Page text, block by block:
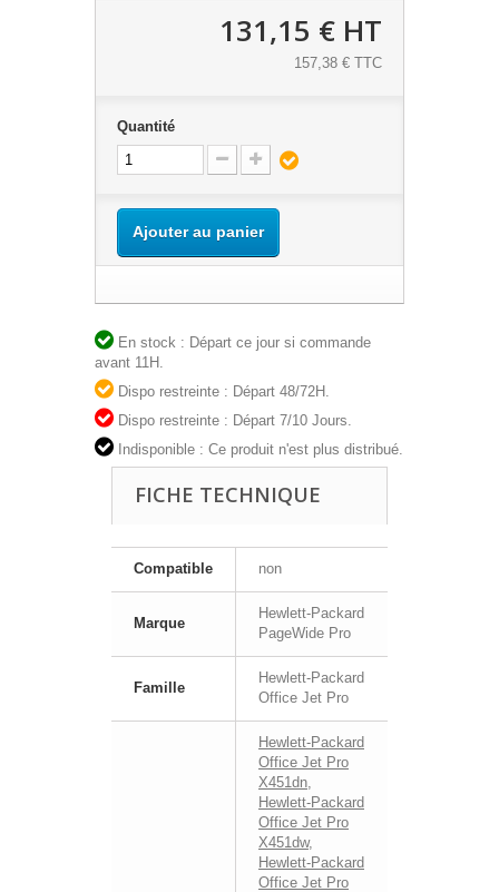
131,15 € HT
157,38 € TTC
Quantité
Ajouter au panier
En stock : Départ ce jour si commande
avant 11H.
Dispo restreinte : Départ 48/72H.
Dispo restreinte : Départ 7/10 Jours.
Indisponible : Ce produit n'est plus distribué.
FICHE TECHNIQUE
Compatible non
Marque
Hewlett-Packard
PageWide Pro
Famille
Hewlett-Packard
Office Jet Pro
Hewlett-Packard
Office Jet Pro
X451dn
Hewlett-Packard
Office Jet Pro
X451dw,
Hewlett-Packard
Office Jet Pro